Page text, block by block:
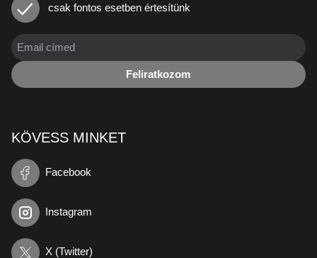
csak fontos esetben értesítünk
Feliratkozom
KÖVESS MINKET
Facebook
Instagram
X (Twitter)